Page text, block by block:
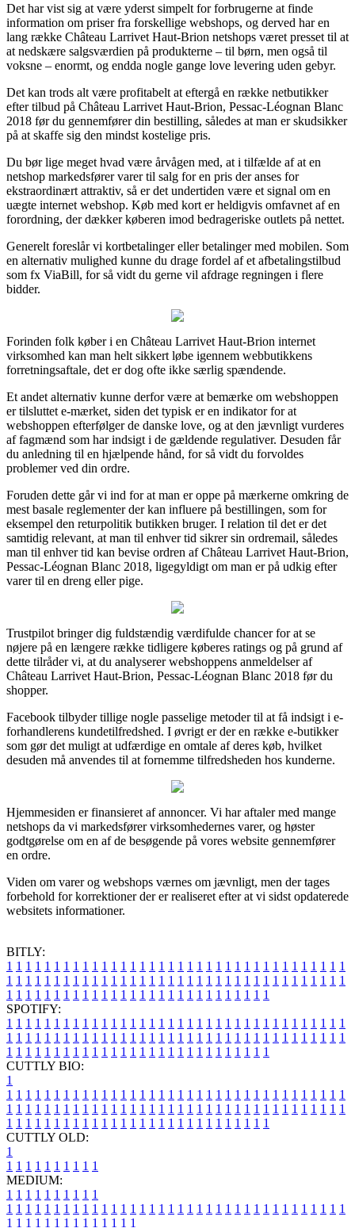
Det har vist sig at være yderst simpelt for forbrugerne at finde
information om priser fra forskellige webshops, og derved har en
lang række Château Larrivet Haut-Brion netshops været presset til at
at nedskære salgsværdien på produkterne – til børn, men også til
voksne – enormt, og endda nogle gange love levering uden gebyr.
Det kan trods alt være profitabelt at eftergå en række netbutikker
efter tilbud på Château Larrivet Haut-Brion, Pessac-Léognan Blanc
2018 før du gennemfører din bestilling, således at man er skudsikker
på at skaffe sig den mindst kostelige pris.
Du bør lige meget hvad være årvågen med, at i tilfælde af at en
netshop markedsfører varer til salg for en pris der anses for
ekstraordinært attraktiv, så er det undertiden være et signal om en
uægte internet webshop. Køb med kort er heldigvis omfavnet af en
forordning, der dækker køberen imod bedrageriske outlets på nettet.
Generelt foreslår vi kortbetalinger eller betalinger med mobilen. Som
en alternativ mulighed kunne du drage fordel af et afbetalingstilbud
som fx ViaBill, for så vidt du gerne vil afdrage regningen i flere
bidder.
Forinden folk køber i en Château Larrivet Haut-Brion internet
virksomhed kan man helt sikkert løbe igennem webbutikkens
forretningsaftale, det er dog ofte ikke særlig spændende.
Et andet alternativ kunne derfor være at bemærke om webshoppen
er tilsluttet e-mærket, siden det typisk er en indikator for at
webshoppen efterfølger de danske love, og at den jævnligt vurderes
af fagmænd som har indsigt i de gældende regulativer. Desuden får
du anledning til en hjælpende hånd, for så vidt du forvoldes
problemer ved din ordre.
Foruden dette går vi ind for at man er oppe på mærkerne omkring de
mest basale reglementer der kan influere på bestillingen, som for
eksempel den returpolitik butikken bruger. I relation til det er det
samtidig relevant, at man til enhver tid sikrer sin ordremail, således
man til enhver tid kan bevise ordren af Château Larrivet Haut-Brion,
Pessac-Léognan Blanc 2018, ligegyldigt om man er på udkig efter
varer til en dreng eller pige.
Trustpilot bringer dig fuldstændig værdifulde chancer for at se
nøjere på en længere række tidligere køberes ratings og på grund af
dette tilråder vi, at du analyserer webshoppens anmeldelser af
Château Larrivet Haut-Brion, Pessac-Léognan Blanc 2018 før du
shopper.
Facebook tilbyder tillige nogle passelige metoder til at få indsigt i e-
forhandlerens kundetilfredshed. I øvrigt er der en række e-butikker
som gør det muligt at udfærdige en omtale af deres køb, hvilket
desuden må anvendes til at fornemme tilfredsheden hos kunderne.
Hjemmesiden er finansieret af annoncer. Vi har aftaler med mange
netshops da vi markedsfører virksomhedernes varer, og høster
godtgørelse om en af de besøgende på vores website gennemfører
en ordre.
Viden om varer og webshops værnes om jævnligt, men der tages
forbehold for korrektioner der er realiseret efter at vi sidst opdaterede
websitets informationer.
BITLY:
1 1 1 1 1 1 1 1 1 1 1 1 1 1 1 1 1 1 1 1 1 1 1 1 1 1 1 1 1 1 1 1 1 1 1 1
1 1 1 1 1 1 1 1 1 1 1 1 1 1 1 1 1 1 1 1 1 1 1 1 1 1 1 1 1 1 1 1 1 1 1 1
1 1 1 1 1 1 1 1 1 1 1 1 1 1 1 1 1 1 1 1 1 1 1 1 1 1 1 1
SPOTIFY:
1 1 1 1 1 1 1 1 1 1 1 1 1 1 1 1 1 1 1 1 1 1 1 1 1 1 1 1 1 1 1 1 1 1 1 1
1 1 1 1 1 1 1 1 1 1 1 1 1 1 1 1 1 1 1 1 1 1 1 1 1 1 1 1 1 1 1 1 1 1 1 1
1 1 1 1 1 1 1 1 1 1 1 1 1 1 1 1 1 1 1 1 1 1 1 1 1 1 1 1
CUTTLY BIO:
1
1 1 1 1 1 1 1 1 1 1 1 1 1 1 1 1 1 1 1 1 1 1 1 1 1 1 1 1 1 1 1 1 1 1 1 1
1 1 1 1 1 1 1 1 1 1 1 1 1 1 1 1 1 1 1 1 1 1 1 1 1 1 1 1 1 1 1 1 1 1 1 1
1 1 1 1 1 1 1 1 1 1 1 1 1 1 1 1 1 1 1 1 1 1 1 1 1 1 1 1
CUTTLY OLD:
1
1 1 1 1 1 1 1 1 1 1
MEDIUM:
1 1 1 1 1 1 1 1 1 1
1 1 1 1 1 1 1 1 1 1 1 1 1 1 1 1 1 1 1 1 1 1 1 1 1 1 1 1 1 1 1 1 1 1 1 1
1 1 1 1 1 1 1 1 1 1 1 1 1 1